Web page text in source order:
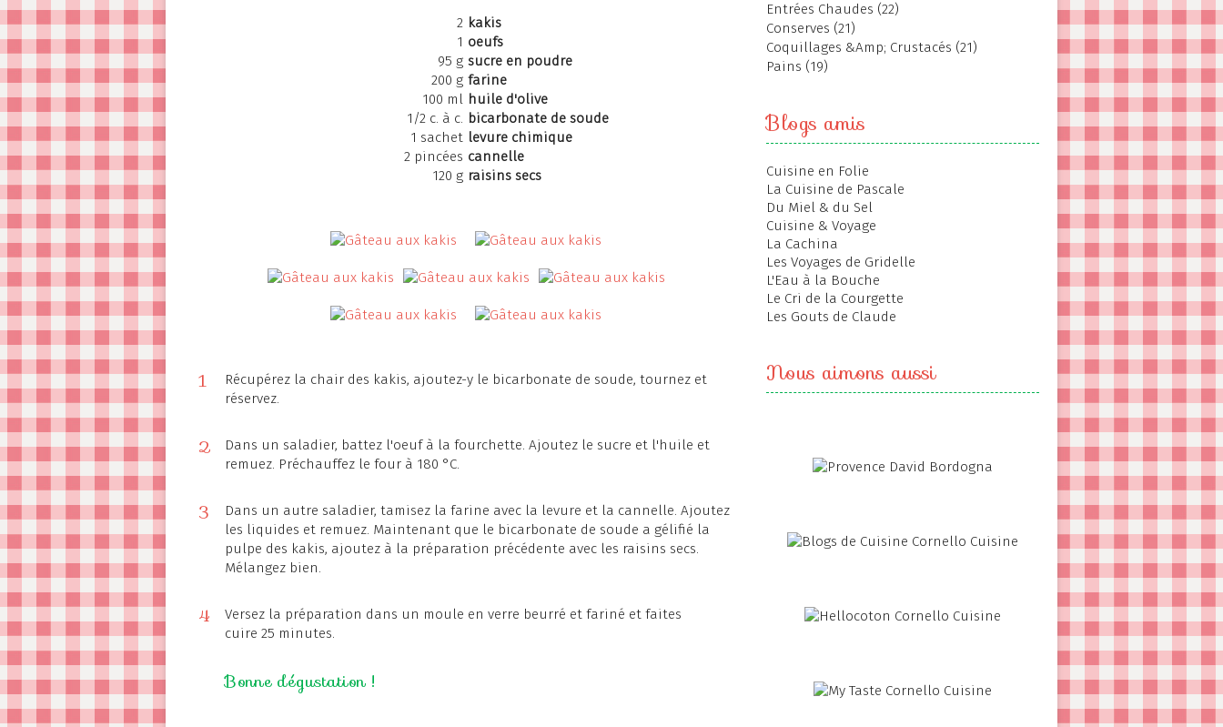
2
1
95 g
200 g
100 ml
1/2 c. à c.
1 sachet
2 pincées
120 g
kakis
oeufs
sucre en poudre
farine
huile d'olive
bicarbonate de soude
levure chimique
cannelle
raisins secs
1
Récupérez la chair des kakis, ajoutez-y le bicarbonate de soude, tournez et
réservez.
2
Dans un saladier, battez l'oeuf à la fourchette. Ajoutez le sucre et l'huile et
remuez. Préchauffez le four à 180 °C.
3
Dans un autre saladier, tamisez la farine avec la levure et la cannelle. Ajoutez
les liquides et remuez. Maintenant que le bicarbonate de soude a gélifié la
pulpe des kakis, ajoutez à la préparation précédente avec les raisins secs.
Mélangez bien.
4
Versez la préparation dans un moule en verre beurré et fariné et faites
cuire 25 minutes.
Bonne dégustation !
Entrées Chaudes (22)
Conserves (21)
Coquillages &Amp; Crustacés (21)
Pains (19)
Blogs amis
Cuisine en Folie
La Cuisine de Pascale
Du Miel & du Sel
Cuisine & Voyage
La Cachina
Les Voyages de Gridelle
L'Eau à la Bouche
Le Cri de la Courgette
Les Gouts de Claude
Nous aimons aussi